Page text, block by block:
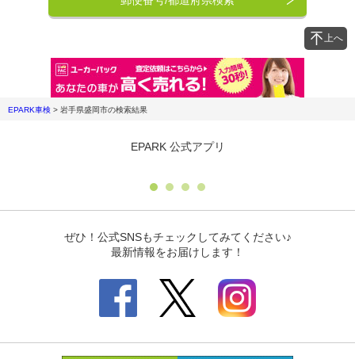
上へ
EPARK車検 > 岩手県盛岡市の検索結果